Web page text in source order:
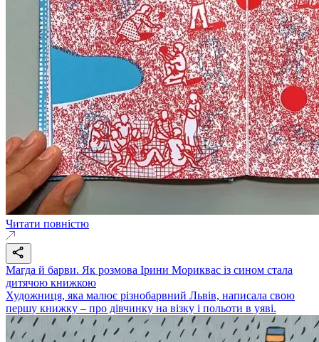
Читати повністю
Магда й барви. Як розмова Ірини Мориквас із сином стала
дитячою книжкою
Художниця, яка малює різнобарвний Львів, написала свою
першу книжку – про дівчинку на візку і польоти в уяві.